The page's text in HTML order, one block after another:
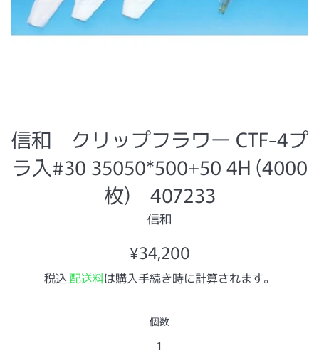
信和 クリップフラワー CTF-4プ
ラ入#30 35050*500+50 4H (4000
枚) 407233
信和
通
価
¥34,200
税込 配送料は購入手続き時に計算されます。
個数